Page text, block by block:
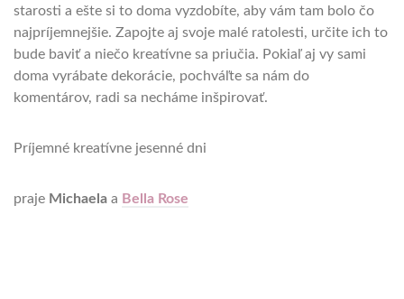
starosti a ešte si to doma vyzdobíte, aby vám tam bolo čo
najpríjemnejšie. Zapojte aj svoje malé ratolesti, určite ich to
bude baviť a niečo kreatívne sa priučia. Pokiaľ aj vy sami
doma vyrábate dekorácie, pochváľte sa nám do
komentárov, radi sa necháme inšpirovať.
Príjemné kreatívne jesenné dni
praje Michaela a Bella Rose